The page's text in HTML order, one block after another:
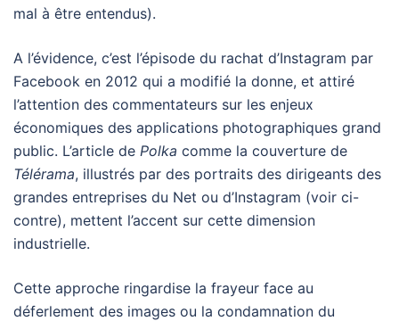
mal à être entendus).
A l’évidence, c’est l’épisode du rachat d’Instagram par
Facebook en 2012 qui a modifié la donne, et attiré
l’attention des commentateurs sur les enjeux
économiques des applications photographiques grand
public. L’article de Polka comme la couverture de
Télérama, illustrés par des portraits des dirigeants des
grandes entreprises du Net ou d’Instagram (voir ci-
contre), mettent l’accent sur cette dimension
industrielle.
Cette approche ringardise la frayeur face au
déferlement des images ou la condamnation du